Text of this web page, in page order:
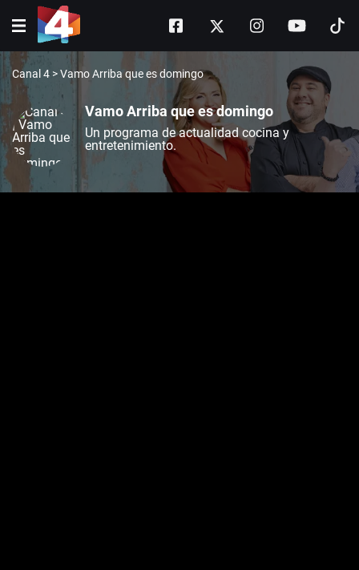
Canal 4 >Vamo Arriba que es domingo
Vamo Arriba que es domingo
Un programa de actualidad cocina y
entretenimiento.